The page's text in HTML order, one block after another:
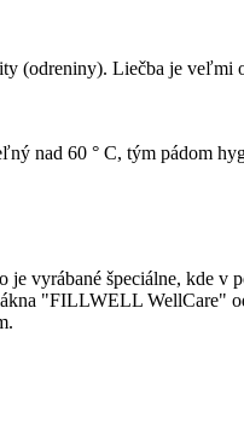
(odreniny). Liečba je veľmi
nad 60 ° C, tým pádom
vyrábané špeciálne, kde v
"FILLWELL WellCare"